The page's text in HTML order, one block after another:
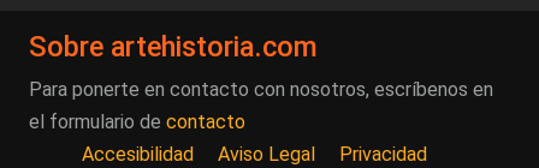
Sobre artehistoria.com
Para ponerte en contacto con nosotros, escríbenos en
el formulario de contacto
Accesibilidad
Aviso Legal Privacidad